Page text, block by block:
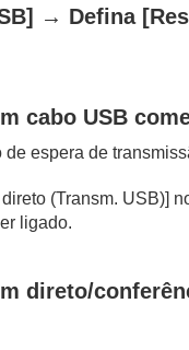
automático)
→ Defina
cabo USB
espera de
direto (Transm. USB)]
ligado.
direto/